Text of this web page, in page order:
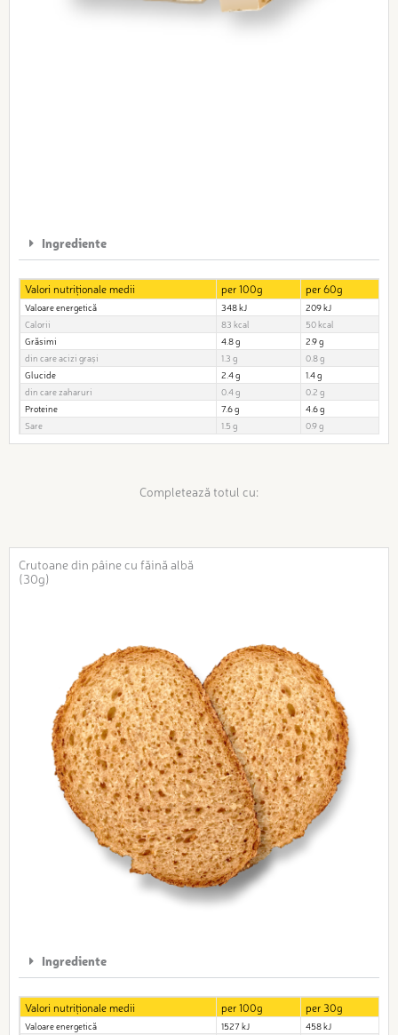
Ingrediente
Valori nutriționale medii per 100g per 60g
Valoare energetică 348 kJ
209 kJ
Calorii
83 kcal
50 kcal
Grăsimi
4.8 g
2.9 g
din care acizi grași
1.3 g
0.8 g
Glucide
2.4 g
1.4 g
din care zaharuri
0.4 g
0.2 g
Proteine
7.6 g
4.6 g
Sare
1.5 g 0.9 g
Completează totul cu:
Crutoane din pâine cu făină albă
(30g)
Ingrediente
Valori nutriționale medii per 100g per 30g
Valoare energetică 1527 kJ
458 kJ